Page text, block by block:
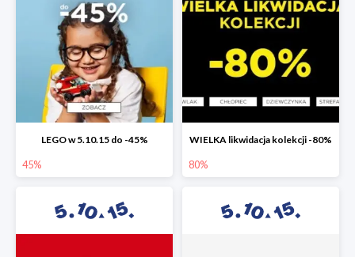
LEGO w 5.10.15 do -45%
45%
WIELKA likwidacja kolekcji -80%
80%